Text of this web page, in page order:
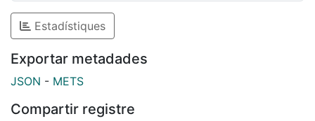
Estadístiques
Exportar metadades
JSON - METS
Compartir registre